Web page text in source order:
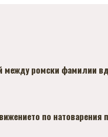
между ромски фамилии
по